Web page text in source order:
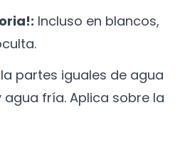
Incluso en blancos,
partes iguales de agua
agua fría. Aplica sobre la